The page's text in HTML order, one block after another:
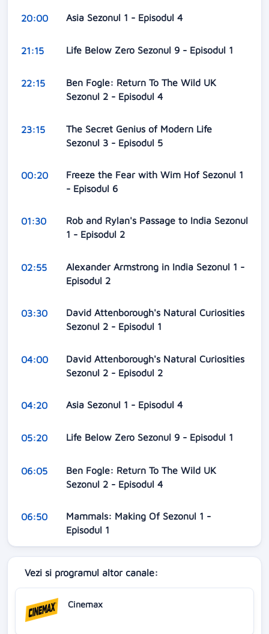
20:00 Asia Sezonul 1 - Episodul 4
21:15 Life Below Zero Sezonul 9 - Episodul 1
22:15
Ben Fogle: Return To The Wild UK
Sezonul 2 - Episodul 4
23:15
The Secret Genius of Modern Life
Sezonul 3 - Episodul 5
00:20
Freeze the Fear with Wim Hof Sezonul 1
- Episodul 6
01:30
Rob and Rylan's Passage to India Sezonul
1 - Episodul 2
02:55
Alexander Armstrong in India Sezonul 1 -
Episodul 2
03:30
David Attenborough's Natural Curiosities
Sezonul 2 - Episodul 1
04:00
David Attenborough's Natural Curiosities
Sezonul 2 - Episodul 2
04:20 Asia Sezonul 1 - Episodul 4
05:20 Life Below Zero Sezonul 9 - Episodul 1
06:05
Ben Fogle: Return To The Wild UK
Sezonul 2 - Episodul 4
06:50
Mammals: Making Of Sezonul 1 -
Episodul 1
Vezi si programul altor canale:
Cinemax